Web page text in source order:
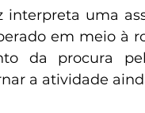
interpreta uma
em meio à
da procura
a atividade